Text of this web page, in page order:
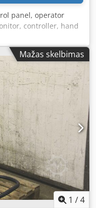
panel, operator
controller, hand
control unit from
- Dimensions:
Akegypvlswsrf
Mažas skelbimas
1 /4